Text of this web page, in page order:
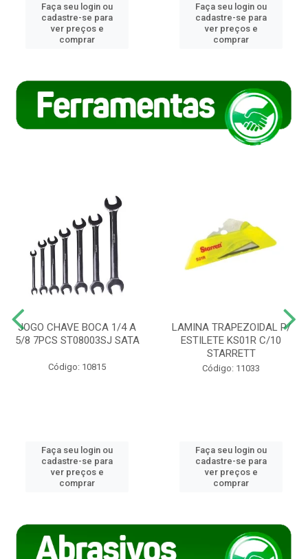
Faça seu login ou
cadastre-se para
ver preços e
comprar
Faça seu login ou
cadastre-se para
ver preços e
comprar
JOGO CHAVE BOCA 1/4 A
5/8 7PCS ST08003SJ SATA
Código: 10815
Faça seu login ou
cadastre-se para
ver preços e
comprar
LAMINA TRAPEZOIDAL P/
ESTILETE KS01R C/10
STARRETT
Código: 11033
Faça seu login ou
cadastre-se para
ver preços e
comprar